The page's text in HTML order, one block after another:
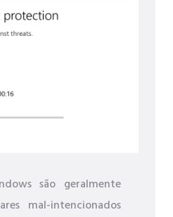
são geralmente
mal-intencionados